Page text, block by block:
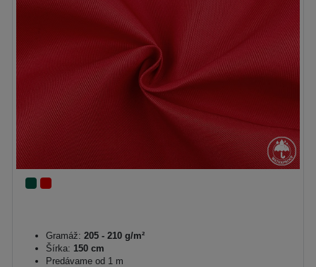
Gramáž: 205 - 210 g/m²
Šírka: 150 cm
Predávame od 1 m